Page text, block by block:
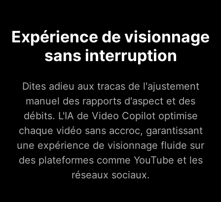
Expérience de visionnage
sans interruption
Dites adieu aux tracas de l'ajustement
manuel des rapports d'aspect et des
débits. L'IA de Video Copilot optimise
chaque vidéo sans accroc, garantissant
une expérience de visionnage fluide sur
des plateformes comme YouTube et les
réseaux sociaux.